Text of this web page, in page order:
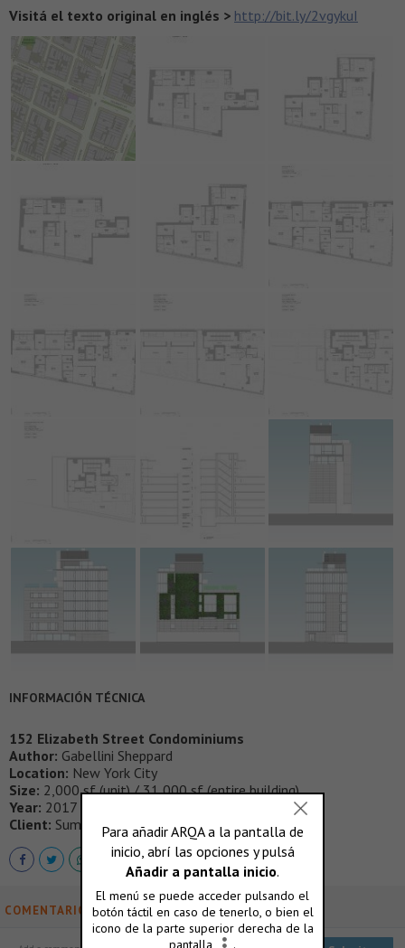
Visitá el texto original en inglés > http://bit.ly/2vgykuI
INFORMACIÓN TÉCNICA
152 Elizabeth Street Condominiums
Author: Gabellini Sheppard
Location: New York City
Size: 2,000 sf (unit) / 31,000 sf (entire building)
Year: 2017
Client: Sumaida + Khurana
COMENTARIOS